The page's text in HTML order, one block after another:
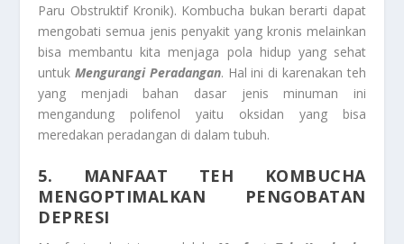
Paru Obstruktif Kronik). Kombucha bukan berarti dapat
mengobati semua jenis penyakit yang kronis melainkan
bisa membantu kita menjaga pola hidup yang sehat
untukMengurangi Peradangan. Hal ini di karenakan teh
yang menjadi bahan dasar jenis minuman ini
mengandung polifenol yaitu oksidan yang bisa
meredakan peradangan di dalam tubuh.
5. MANFAAT TEH KOMBUCHA
MENGOPTIMALKAN PENGOBATAN
DEPRESI